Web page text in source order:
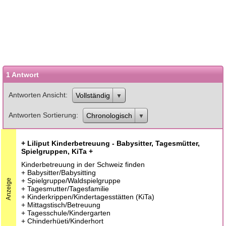
1 Antwort
Antworten Ansicht Vollständig
Antworten Sortierung Chronologisch
Anzeige
+ Liliput Kinderbetreuung - Babysitter, Tagesmütter,
Spielgruppen, KiTa +
Kinderbetreuung in der Schweiz finden
+ Babysitter/Babysitting
+ Spielgruppe/Waldspielgruppe
+ Tagesmutter/Tagesfamilie
+ Kinderkrippen/Kindertagesstätten (KiTa)
+ Mittagstisch/Betreuung
+ Tagesschule/Kindergarten
+ Chinderhüeti/Kinderhort